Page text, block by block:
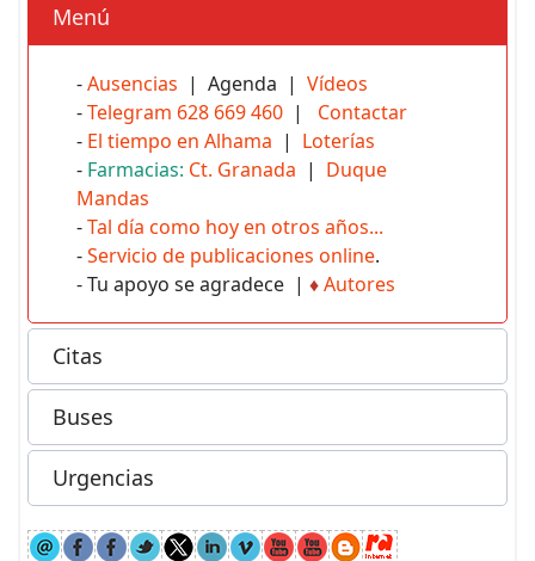
Menú
-Ausencias | Agenda | Vídeos
-Telegram 628 669 460 | Contactar
- El tiempo en Alhama | Loterías
- Farmacias: Ct. Granada | Duque
Mandas
-Tal día como hoy en otros años...
-Servicio de publicaciones online.
- Tu apoyo se agradece | ♦Autores
Citas
Buses
Urgencias